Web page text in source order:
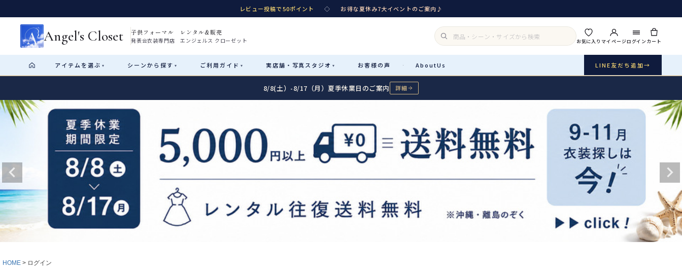
レビュー投稿で50ポイント ◇ お得な夏休み7大イベントのご案内♪
Angel's Closet 子供フォーマル レンタル&販売
発表会衣装専門店 エンジェルス クローゼット お気に入りマイページログインカート
アイテム を選ぶ ▾ シーンから探す ▾ ご利用ガイド ▾ 実店舗・ 写真スタジオ ▾ お客様の声 · AboutUs LINE友だち追加→
カテゴリ詳細 サイズで選ぶ →
レンタル
女の子ドレス 男の子スーツ
シューズ 小物・アクセ
アウター
Sale
音楽雑貨
性別・サイズで絞り込む
Recital & Concours
Start はじめに
ショップガイド（総合案内）
レンタル・販売の入口
サイズの選び方
測り方と目安
Angel's Closetについて
創業2003年からの想い
04 レンタルのご案内
予約・配送・返却・料金
05 レンタルの流れ
06 あんしんパック
汚れ・キズ・破損の補償
07 販売・共通のご案内
品質・返品・お手入れ
08 送料・お支払い
09
電話・メール・LINE
8/8(土）-8/17（月）夏季休業日のご案内 詳細
HOME ログイン